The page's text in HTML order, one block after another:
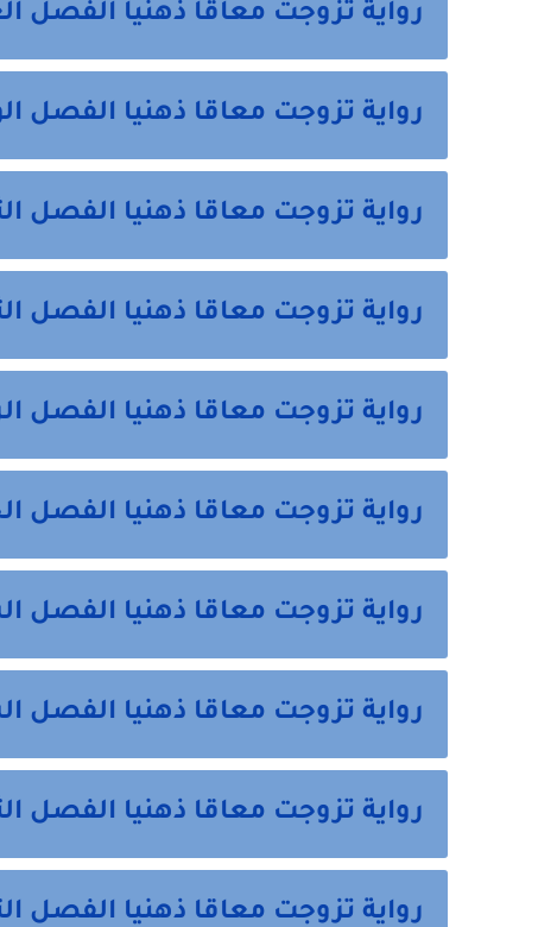
رواية تزوجت معاقا ذهنيا الفصل
رواية تزوجت معاقا ذهنيا الفصل
رواية تزوجت معاقا ذهنيا الفصل
رواية تزوجت معاقا ذهنيا الفصل
رواية تزوجت معاقا ذهنيا الفصل
رواية تزوجت معاقا ذهنيا
رواية تزوجت معاقا ذهنيا
رواية تزوجت معاقا ذهنيا الفصل
رواية تزوجت معاقا ذهنيا الفصل
رواية تزوجت معاقا ذهنيا الفصل